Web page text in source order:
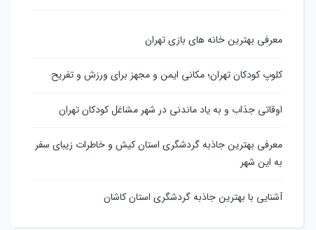
معرفی بهترین خانه های بازی تهران
کلوپ کودکان تهران؛ مکانی ایمن و مجهز برای ورزش و تفریح
اوقاتی جذاب و به یاد ماندنی در شهر مشاغل کودکان تهران
معرفی بهترین جاذبه گردشگری استان کیش و خاطرات زیبای سفر
به این شهر
آشنایی با بهترین جاذبه گردشگری استان کاشان